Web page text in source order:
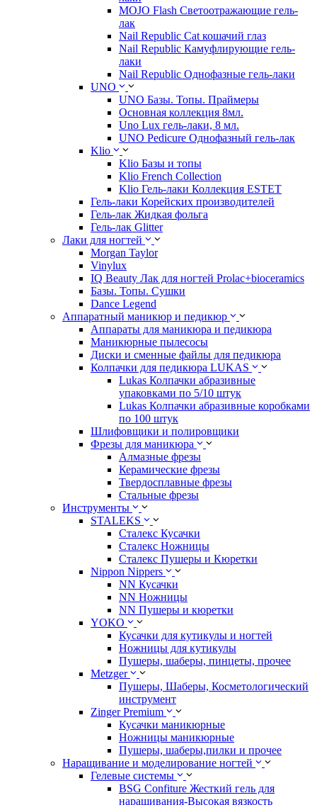
MOJO Flash Светоотражающие гель-
лак
Nail Republic Cat кошачий глаз
Nail Republic Камуфлирующие гель-
лаки
Nail Republic Однофазные гель-лаки
UNO
UNO Базы. Топы. Праймеры
Основная коллекция 8мл.
Uno Lux гель-лаки, 8 мл.
UNO Pedicure Однофазный гель-лак
Klio
Klio Базы и топы
Klio French Collection
Klio Гель-лаки Коллекция ESTET
Гель-лаки Корейских производителей
Гель-лак Жидкая фольга
Гель-лак Glitter
Лаки для ногтей
Morgan Taylor
Vinylux
IQ Beauty Лак для ногтей Prolac+bioceramics
Базы. Топы. Сушки
Dance Legend
Аппаратный маникюр и педикюр
Аппараты для маникюра и педикюра
Маникюрные пылесосы
Диски и сменные файлы для педикюра
Колпачки для педикюра LUKAS
Lukas Колпачки абразивные
упаковками по 5/10 штук
Lukas Колпачки абразивные коробками
по 100 штук
Шлифовщики и полировщики
Фрезы для маникюра
Алмазные фрезы
Керамические фрезы
Твердосплавные фрезы
Стальные фрезы
Инструменты
STALEKS
Сталекс Кусачки
Сталекс Ножницы
Сталекс Пушеры и Кюретки
Nippon Nippers
NN Кусачки
NN Ножницы
NN Пушеры и кюретки
YOKO
Кусачки для кутикулы и ногтей
Ножницы для кутикулы
Пушеры, шаберы, пинцеты, прочее
Metzger
Пушеры, Шаберы, Косметологический
инструмент
Zinger Premium
Кусачки маникюрные
Ножницы маникюрные
Пушеры, шаберы,пилки и прочее
Наращивание и моделирование ногтей
Гелевые системы
BSG Confiture Жесткий гель для
наращивания-Высокая вязкость